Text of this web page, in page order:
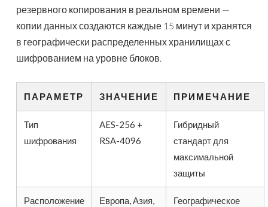
резервного копирования в реальном времени —
копии данных создаются каждые 15 минут и хранятся
в географически распределенных хранилищах с
шифрованием на уровне блоков.
ПАРАМЕТР ЗНАЧЕНИЕ ПРИМЕЧАНИЕ
Тип
шифрования
AES-256 +
RSA-4096
Гибридный
стандарт для
максимальной
защиты
Расположение
Европа, Азия,
Географическое